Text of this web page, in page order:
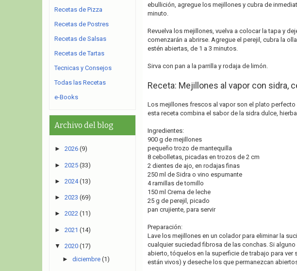
ebullición, agregue los mejillones y cubra de
minuto.
Revuelva los mejillones, vuelva a colocar la tapa y
comenzarán a abrirse. Agregue el perejil, cubra la
estén abiertas, de 1 a 3 minutos.
Sirva con pan a la parrilla y rodaja de limón.
Receta: Mejillones al vapor con sidra,
Los mejillones frescos al vapor son el plato
esta receta combina el sabor de la sidra dulce,
Ingredientes:
900 g de mejillones
pequeño trozo de mantequilla
8 cebolletas, picadas en trozos de 2 cm
2 dientes de ajo, en rodajas finas
250 ml de Sidra o vino espumante
4 ramillas de tomillo
150 ml Crema de leche
25 g de perejil, picado
pan crujiente, para servir
Preparación:
Lave los mejillones en un colador para eliminar la
cualquier suciedad fibrosa de las conchas. Si
abierto, tóquelos en la superficie de trabajo para ver
están vivos) y deseche los que permanezcan
Recetas de Pizza
Recetas de Postres
Recetas de Salsas
Recetas de Tartas
Tecnicas y Consejos
Todas las Recetas
e-Books
Archivo del blog
► 2026 (9)
► 2025 (33)
► 2024 (13)
► 2023 (69)
► 2022 (11)
► 2021 (14)
▼ 2020 (17)
► diciembre (1)